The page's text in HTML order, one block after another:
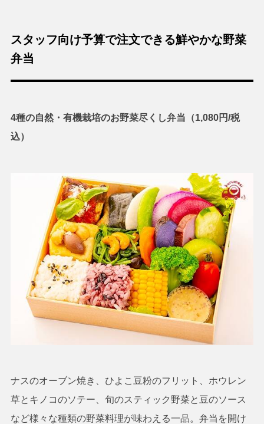
スタッフ向け予算で注文できる鮮やかな野菜
弁当
4種の自然・有機栽培のお野菜尽くし弁当（1,080円/税
込）
ナスのオーブン焼き、ひよこ豆粉のフリット、ホウレン
草とキノコのソテー、旬のスティック野菜と豆のソース
など様々な種類の野菜料理が味わえる一品。弁当を開け